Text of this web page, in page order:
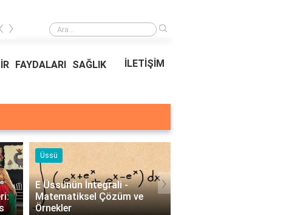
Ödeal Müşteri Hizmetleri
‹ ›
FAYDALARI SAĞLIK İLETİŞİM
Örnekleri
Profesyonel Kurumsal Mail
Örnekleri - İşletmeler İçin
Etkili İletişim..
›